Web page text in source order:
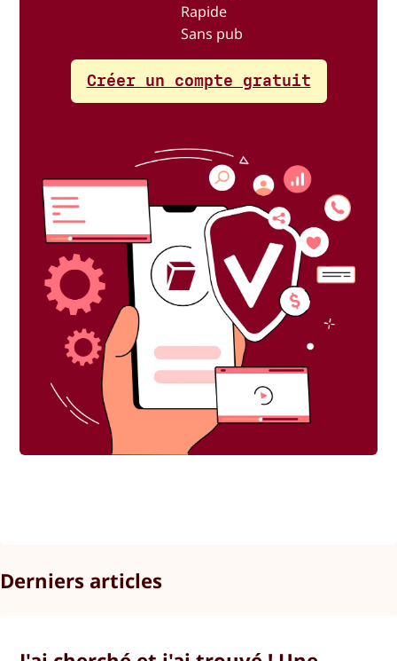
Rapide
Sans pub
Créer un compte gratuit
Derniers articles